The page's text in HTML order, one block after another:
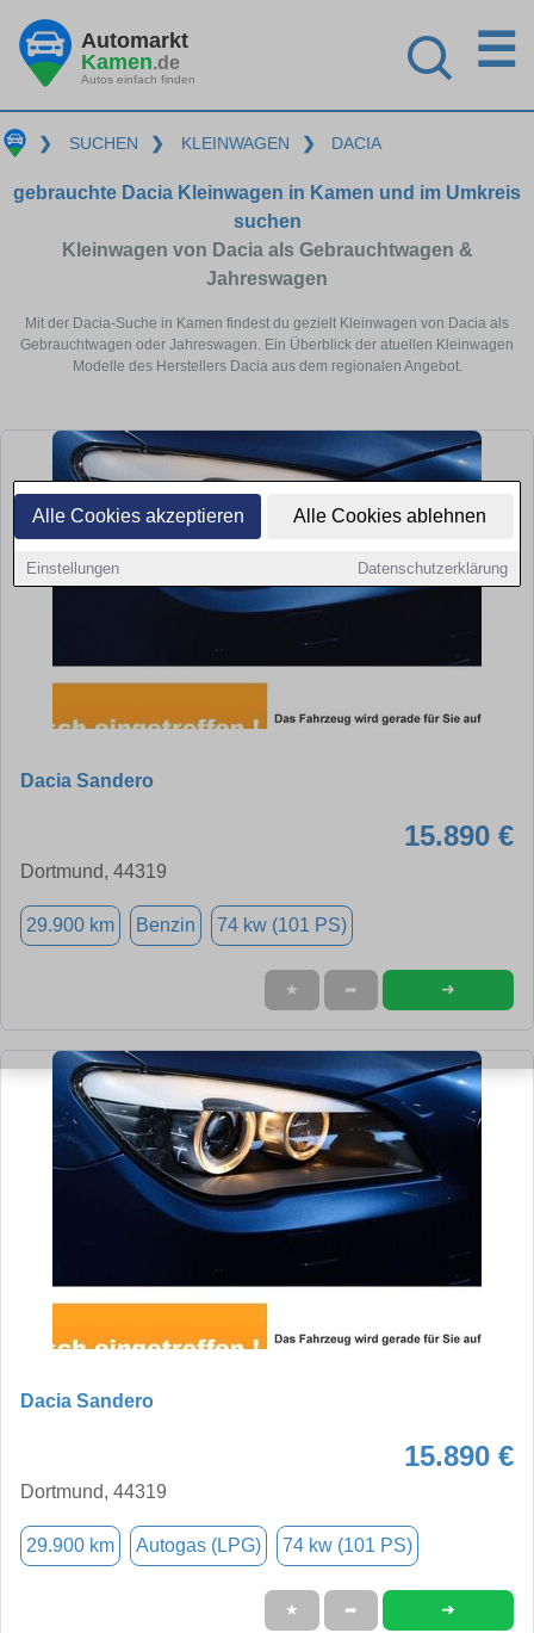
Alle Cookies akzeptieren Alle Cookies ablehnen
Einstellungen Datenschutzerklärung
Automarkt
Kamen.de
Autos einfach finden
☰
❯ SUCHEN ❯ KLEINWAGEN ❯ DACIA
gebrauchte Dacia Kleinwagen in Kamen und im Umkreis
suchen
Kleinwagen von Dacia als Gebrauchtwagen &
Jahreswagen
Mit der Dacia-Suche in Kamen findest du gezielt Kleinwagen von Dacia als
Gebrauchtwagen oder Jahreswagen. Ein Überblick der atuellen Kleinwagen
Modelle des Herstellers Dacia aus dem regionalen Angebot.
Dacia Sandero
15.890 €
Dortmund, 44319
29.900 km Benzin 74 kw (101 PS)
★ ➦ ➜
Dacia Sandero
15.890 €
Dortmund, 44319
29.900 km Autogas (LPG) 74 kw (101 PS)
★ ➦ ➜